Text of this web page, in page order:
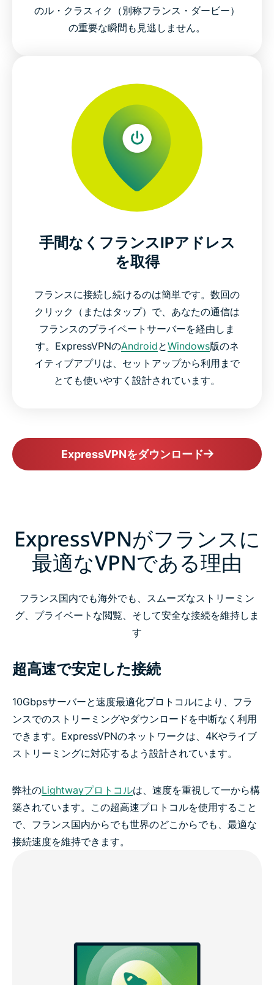
のル・クラスィク（別称フランス・ダービー）
の重要な瞬間も見逃しません。
手間なくフランスIPアドレス
を取得
フランスに接続し続けるのは簡単です。数回の
クリック（またはタップ）で、あなたの通信は
フランスのプライベートサーバーを経由しま
す。ExpressVPNのAndroidとWindows版のネ
イティブアプリは、セットアップから利用まで
とても使いやすく設計されています。
ExpressVPNをダウンロード
ExpressVPNがフランスに
最適なVPNである理由
フランス国内でも海外でも、スムーズなストリーミン
グ、プライベートな閲覧、そして安全な接続を維持しま
す
超高速で安定した接続
10Gbpsサーバーと速度最適化プロトコルにより、フラ
ンスでのストリーミングやダウンロードを中断なく利用
できます。ExpressVPNのネットワークは、4Kやライブ
ストリーミングに対応するよう設計されています。
弊社のLightwayプロトコルは、速度を重視して一から構
築されています。この超高速プロトコルを使用すること
で、フランス国内からでも世界のどこからでも、最適な
接続速度を維持できます。